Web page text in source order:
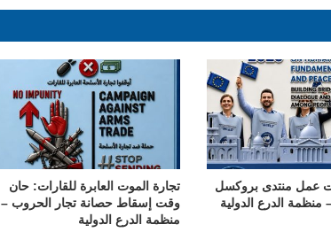
عمل منتدى بروكسل
تجارة الموت العابرة للقارات: حان
وقت إسقاط حصانة تجار الحروب –
منظمة الدرع الدولية